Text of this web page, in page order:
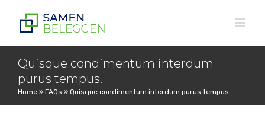
Quisque condimentum interdum
purus tempus.
Home » FAQs » Quisque condimentum interdum purus tempus.